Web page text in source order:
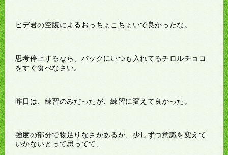
ヒデ君の空腹によるおっちょこちょいで良かったな。
思考停止するなら、バックにいつも入れてるチロルチョコ
をすぐ食べなさい。
昨日は、練習のみだったが、練習に変えて良かった。
強度の部分で物足りなさがあるが、少しずつ意識を変えて
いかないとって思ってて、